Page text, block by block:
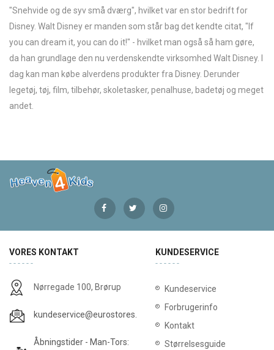
"Snehvide og de syv små dværg", hvilket var en stor bedrift for
Disney. Walt Disney er manden som står bag det kendte citat, "If
you can dream it, you can do it!" - hvilket man også så ham gøre,
da han grundlage den nu verdenskendte virksomhed Walt Disney. I
dag kan man købe alverdens produkter fra Disney. Derunder
legetøj, tøj, film, tilbehør, skoletasker, penalhuse, badetøj og meget
andet.
VORES KONTAKT
Nørregade 100, Brørup
kundeservice@eurostores.dk
Åbningstider - Man-Tors:
KUNDESERVICE
Kundeservice
Forbrugerinfo
Kontakt
Størrelsesguide